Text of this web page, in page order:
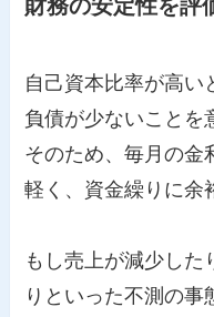
財務の安定性を評
自己資本比率が高い
負債が少ないことを
そのため、毎月の金
軽く、資金繰りに余
もし売上が減少した
りといった不測の事